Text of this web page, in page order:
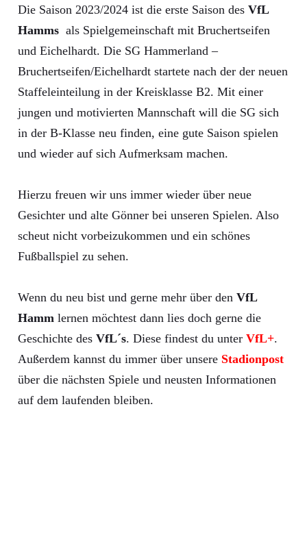
Die Saison 2023/2024 ist die erste Saison des VfL
Hamms als Spielgemeinschaft mit Bruchertseifen
und Eichelhardt. Die SG Hammerland –
Bruchertseifen/Eichelhardt startete nach der der neuen
Staffeleinteilung in der Kreisklasse B2. Mit einer
jungen und motivierten Mannschaft will die SG sich
in der B-Klasse neu finden, eine gute Saison spielen
und wieder auf sich Aufmerksam machen.
Hierzu freuen wir uns immer wieder über neue
Gesichter und alte Gönner bei unseren Spielen. Also
scheut nicht vorbeizukommen und ein schönes
Fußballspiel zu sehen.
Wenn du neu bist und gerne mehr über den VfL
Hamm lernen möchtest dann lies doch gerne die
Geschichte des VfL´s. Diese findest du unter VfL+.
Außerdem kannst du immer über unsere Stadionpost
über die nächsten Spiele und neusten Informationen
auf dem laufenden bleiben.